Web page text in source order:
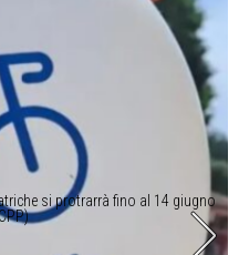
si protrarrà fino al 14 giugno